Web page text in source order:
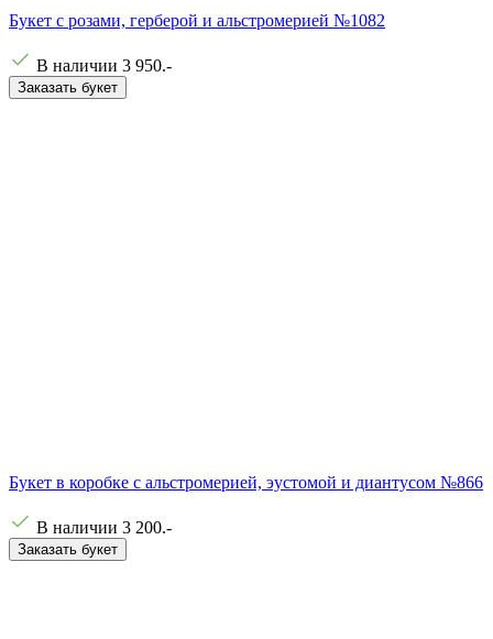
Букет с розами, герберой и альстромерией №1082
В наличии 3 950.-
Заказать букет
Букет в коробке с альстромерией, эустомой и диантусом №866
В наличии 3 200.-
Заказать букет